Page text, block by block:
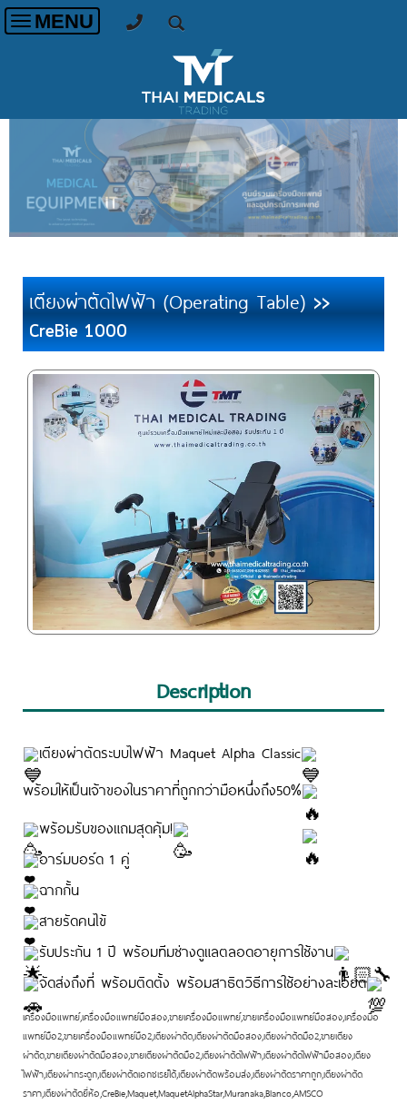
Toggle
MENU
เตียงผ่าตัดไฟฟ้า (Operating Table)>>
CreBie 1000
Description
เตียงผ่าตัดระบบไฟฟ้า Maquet Alpha Classic
พร้อมให้เป็นเจ้าของในราคาที่ถูกกว่ามือหนึ่งถึง50%
พร้อมรับของแถมสุดคุ้ม!
อาร์มบอร์ด 1 คู่
ฉากกั้น
สายรัดคนไข้
รับประกัน 1 ปี พร้อมทีมช่างดูแลตลอดอายุการใช้งาน
จัดส่งถึงที่ พร้อมติดตั้ง พร้อมสาธิตวิธีการใช้อย่างละเอียด
เครื่องมือแพทย์,เครื่องมือแพทย์มือสอง,ขายเครื่องมือแพทย์,ขายเครื่องมือแพทย์มือสอง,เครื่องมือ
แพทย์มือ2,ขายเครื่องมือแพทย์มือ2,เตียงผ่าตัด,เตียงผ่าตัดมือสอง,เตียงผ่าตัดมือ2,ขายเตียง
ผ่าตัด,ขายเตียงผ่าตัดมือสอง,ขายเตียงผ่าตัดมือ2,เตียงผ่าตัดไฟฟ้า,เตียงผ่าตัดไฟฟ้ามือสอง,เตียง
ไฟฟ้า,เตียงผ่ากระดูก,เตียงผ่าตัดเอกซเรย์ได้,เตียงผ่าตัดพร้อมส่ง,เตียงผ่าตัดราคาถูก,เตียงผ่าตัด
ราคา,เตียงผ่าตัดยี่ห้อ,CreBie,Maquet,MaquetAlphaStar,Muranaka,Blanco,AMSCO